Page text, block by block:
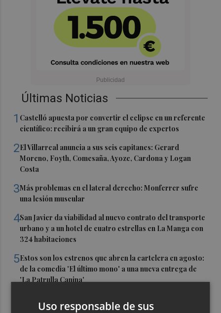
Últimas Noticias
1 Castelló apuesta por convertir el eclipse en un referente
científico: recibirá a un gran equipo de expertos
2El Villarreal anuncia a sus seis capitanes: Gerard
Moreno, Foyth, Comesaña, Ayoze, Cardona y Logan
Costa
3Más problemas en el lateral derecho: Monferrer sufre
una lesión muscular
4San Javier da viabilidad al nuevo contrato del transporte
urbano y a un hotel de cuatro estrellas en La Manga con
324 habitaciones
5Estos son los estrenos que abren la cartelera en agosto:
de la comedia 'El último mono' a una nueva entrega de
'La Patrulla Canina'
Uso responsable de sus